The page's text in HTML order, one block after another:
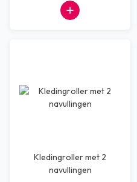
Kledingroller met 2
navullingen